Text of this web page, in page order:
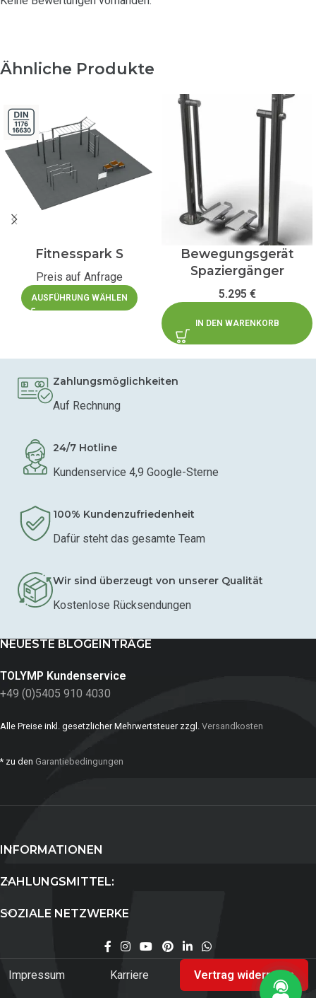
Ähnliche Produkte
Fitnesspark S
Preis auf Anfrage
AUSFÜHRUNG WÄHLEN
Bewegungsgerät
Spaziergänger
5.295 €
IN DEN WARENKORB
Zahlungsmöglichkeiten
Auf Rechnung
24/7 Hotline
Kundenservice 4,9 Google-Sterne
100% Kundenzufriedenheit
Dafür steht das gesamte Team
Wir sind überzeugt von unserer Qualität
Kostenlose Rücksendungen
NEUESTE BLOGEINTRÄGE
TOLYMP Kundenservice
+49 (0)5405 910 4030
Alle Preise inkl. gesetzlicher Mehrwertsteuer zzgl. Versandkosten
* zu den Garantiebedingungen
INFORMATIONEN
ZAHLUNGSMITTEL:
SOZIALE NETZWERKE
Impressum Karriere Vertrag widerrufen